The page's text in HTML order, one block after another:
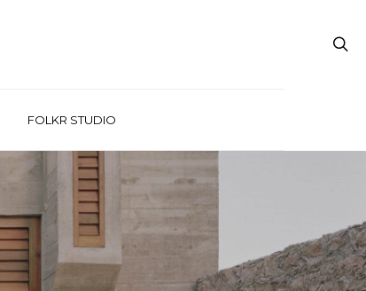
FOLKR STUDIO